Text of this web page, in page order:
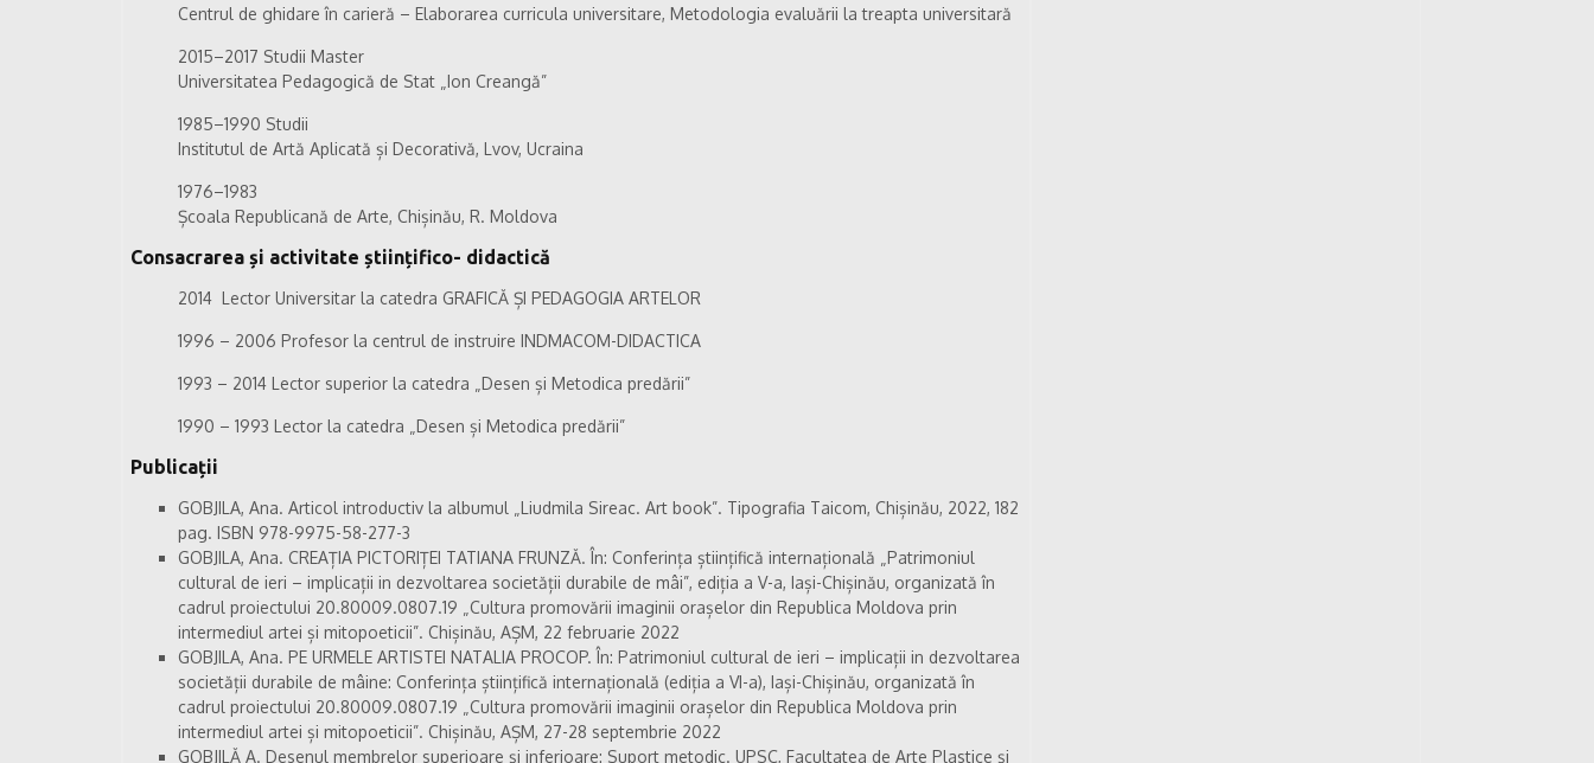
Centrul de ghidare în carieră – Elaborarea curricula universitare, Metodologia evaluării la treapta universitară
2015–2017 Studii Master
Universitatea Pedagogică de Stat „Ion Creangă”
1985–1990 Studii
Institutul de Artă Aplicată și Decorativă, Lvov, Ucraina
1976–1983
Școala Republicană de Arte, Chișinău, R. Moldova
Consacrarea și activitate științifico- didactică
2014 Lector Universitar la catedra GRAFICĂ ȘI PEDAGOGIA ARTELOR
1996 – 2006 Profesor la centrul de instruire INDMACOM-DIDACTICA
1993 – 2014 Lector superior la catedra „Desen și Metodica predării”
1990 – 1993 Lector la catedra „Desen și Metodica predării”
Publicații
GOBJILA, Ana. Articol introductiv la albumul „Liudmila Sireac. Art book”. Tipografia Taicom, Chișinău, 2022, 182
pag. ISBN 978-9975-58-277-3
GOBJILA, Ana. CREAȚIA PICTORIȚEI TATIANA FRUNZĂ. În: Conferința științifică internațională „Patrimoniul
cultural de ieri – implicații in dezvoltarea societății durabile de mâi”, ediția a V-a, Iași-Chișinău, organizată în
cadrul proiectului 20.80009.0807.19 „Cultura promovării imaginii orașelor din Republica Moldova prin
intermediul artei și mitopoeticii”. Chișinău, AȘM, 22 februarie 2022
GOBJILA, Ana. PE URMELE ARTISTEI NATALIA PROCOP. În: Patrimoniul cultural de ieri – implicații in dezvoltarea
societății durabile de mâine: Conferința științifică internațională (ediția a VI-a), Iași-Chișinău, organizată în
cadrul proiectului 20.80009.0807.19 „Cultura promovării imaginii orașelor din Republica Moldova prin
intermediul artei și mitopoeticii”. Chișinău, AȘM, 27-28 septembrie 2022
GOBJILĂ A. Desenul membrelor superioare și inferioare: Suport metodic. UPSC, Facultatea de Arte Plastice şi